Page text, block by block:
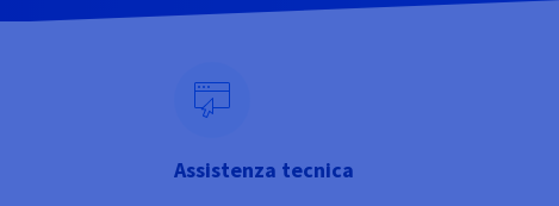
Assistenza tecnica